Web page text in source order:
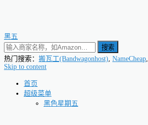
黑五
搜索
热门搜索： 搬瓦工(Bandwagonhost), NameCheap,
Skip to content
首页
超级菜单
黑色星期五